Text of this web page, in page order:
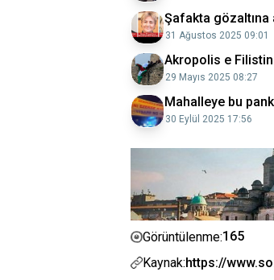
Şafakta gözaltına
31 Ağustos 2025 09:01
Akropolis e Filistin
29 Mayıs 2025 08:27
Mahalleye bu
30 Eylül 2025 17:56
Görüntülenme:165
Kaynak:https://